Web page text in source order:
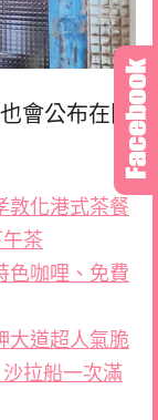
會公布在門
敦化港式茶餐
茶
色咖哩、免費
大道超人氣脆
拉船一次滿